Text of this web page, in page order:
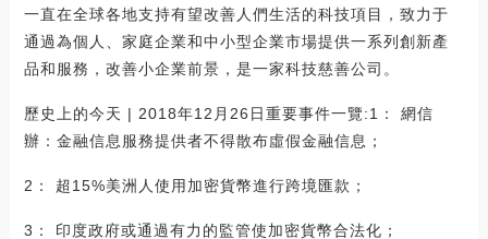
一直在全球各地支持有望改善人們生活的科技項目，致力于
通過為個人、家庭企業和中小型企業市場提供一系列創新產
品和服務，改善小企業前景，是一家科技慈善公司。
歷史上的今天 | 2018年12月26日重要事件一覽:1： 網信
辦：金融信息服務提供者不得散布虛假金融信息；
2： 超15%美洲人使用加密貨幣進行跨境匯款；
3： 印度政府或通過有力的監管使加密貨幣合法化；